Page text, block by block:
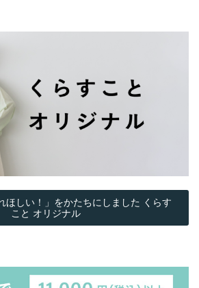
ほしい！」をかたちにしました くらす
こと オリジナル